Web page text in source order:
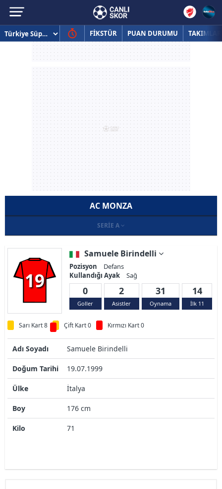
FİKSTÜR PUAN DURUMU TAKIMLAR
AC MONZA
SERIE A
19
Samuele Birindelli
Pozisyon
Defans
Kullandığı Ayak
Sağ
0
Goller
2
Asistler
31
Oynama
14
İlk 11
Sarı Kart 8 Çift Kart 0 Kırmızı Kart 0
Adı Soyadı Samuele Birindelli
Doğum Tarihi 19.07.1999
Ülke İtalya
Boy 176 cm
Kilo 71